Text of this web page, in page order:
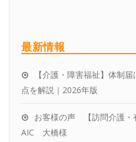
介護職員等処遇改善
パートナーをお探し
社労士変更をお考え
アクセス
お客様の声
最新情報
【介護・障害福祉】体制
点を解説｜2026年版
お客様の声 【訪問介護・
AIC 大橋様